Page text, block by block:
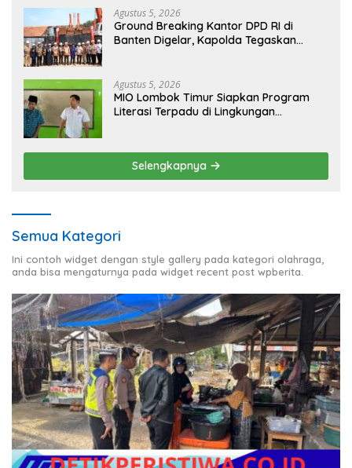
Agustus 5, 2026
Ground Breaking Kantor DPD RI di
Banten Digelar, Kapolda Tegaskan
Agustus 5, 2026
MIO Lombok Timur Siapkan Program
Literasi Terpadu di Lingkungan
Selengkapnya
Semua Kategori
Ini contoh widget dengan style gallery pada kategori olahraga,
anda bisa mengaturnya pada widget recent post wpberita.